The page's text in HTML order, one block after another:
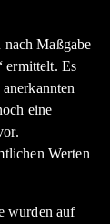
Maßgabe
ermittelt. Es
eine
Werten
wurden auf